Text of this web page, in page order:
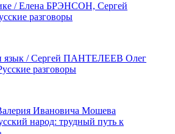
/ Елена БРЭНСОН, Сергей
разговоры
язык / Сергей ПАНТЕЛЕЕВ Олег
разговоры
Ивановича Мошева
народ: трудный путь к